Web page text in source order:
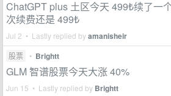
ChatGPT plus 土区今天 499₺续了一
次续费还是 499₺
Jul 2 • Lastly replied byamanisheir
股票 • Brightt
GLM 智谱股票今天大涨 40%
Jun 15 • Lastly replied by Brightt